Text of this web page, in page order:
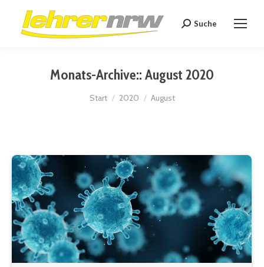
Search:
Suche
Monats-Archive:: August 2020
Sie befinden sich hier:
Start 2020 August